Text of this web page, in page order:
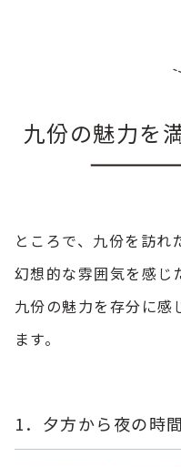
九份の魅力を
ところで、九份を訪れ
幻想的な雰囲気を感じ
九份の魅力を存分に感
ます。
1．夕方から夜の時